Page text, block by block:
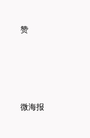
赞
微海报